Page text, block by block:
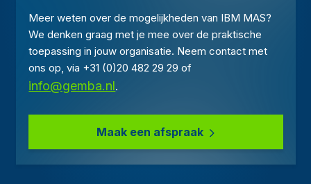
Meer weten over de mogelijkheden van IBM MAS?
We denken graag met je mee over de praktische
toepassing in jouw organisatie. Neem contact met
ons op, via +31 (0)20 482 29 29 of
info@gemba.nl.
Maak een afspraak